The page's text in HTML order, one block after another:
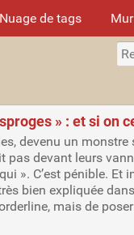
Nuage de tags
» : et si on
devenu un
pas devant leurs
». C’est pénible.
bien expliquée
mais de